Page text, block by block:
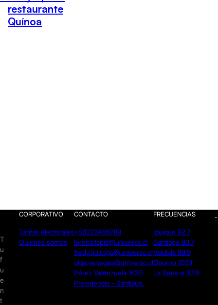
restaurante
Quínoa
T
u
f
u
e
n
t
CORPORATIVO
Tarifas electorales
Quienes somos
CONTACTO
+56223456789
lorena.tapia@universo.cl
fredy.quiroga@universo.cl
olga.venegas@universo.cl
Pérez Valenzuela 1620.
Providencia - Santiago.
FRECUENCIAS
Iquique 92.7
Santiago 93.7
Valdivia 99.9
Osorno 102.1
La Serena 92.9